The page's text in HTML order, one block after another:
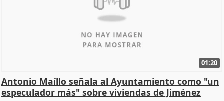
01:20
Antonio Maíllo señala al Ayuntamiento como "un
especulador más" sobre viviendas de Jiménez